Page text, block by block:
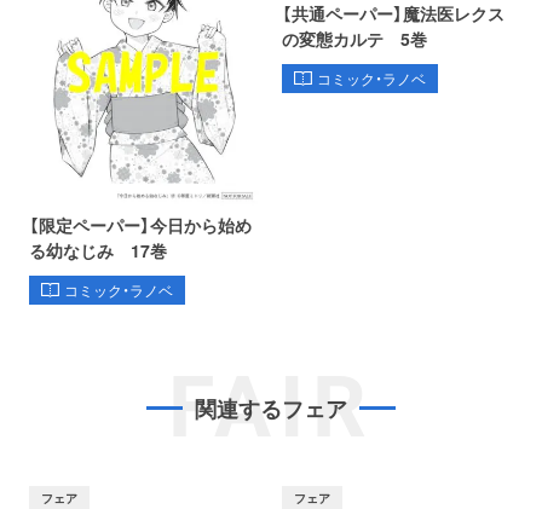
【限定ペーパー】今日から始め
る幼なじみ 17巻
コミック・ラノベ
【共通ペーパー】魔法医レクス
の変態カルテ 5巻
コミック・ラノベ
FAIR
関連するフェア
フェア フェア